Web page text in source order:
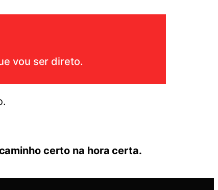
vou ser direto.
certo na hora certa.